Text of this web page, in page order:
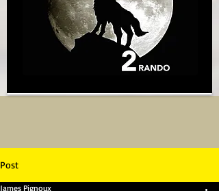
Post
James Pignoux